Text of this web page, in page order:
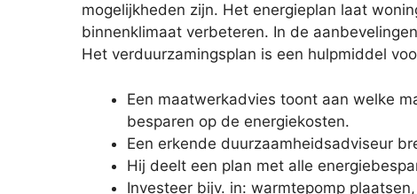
mogelijkheden zijn. Het energieplan laat
binnenklimaat verbeteren. In de
Het verduurzamingsplan is een hulpmiddel
Een maatwerkadvies toont aan welke
besparen op de energiekosten.
Een erkende duurzaamheidsadviseur
Hij deelt een plan met alle
Investeer bijv. in: warmtepomp